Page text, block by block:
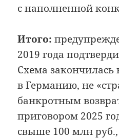
с наполненной
Итого:
2019 года
Схема
в Германию, не
банкротным
приговором 2025
свыше 100 млн руб.,